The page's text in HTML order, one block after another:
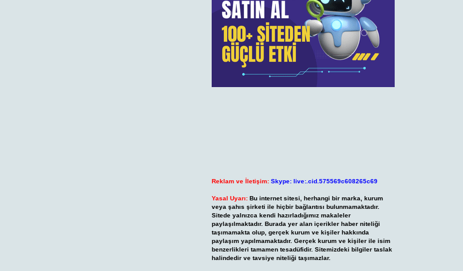
Reklam ve İletişim: Skype: live:.cid.575569c608265c69
Yasal Uyarı: Bu internet sitesi, herhangi bir marka, kurum
veya şahıs şirketi ile hiçbir bağlantısı bulunmamaktadır.
Sitede yalnızca kendi hazırladığımız makaleler
paylaşılmaktadır. Burada yer alan içerikler haber niteliği
taşımamakta olup, gerçek kurum ve kişiler hakkında
paylaşım yapılmamaktadır. Gerçek kurum ve kişiler ile isim
benzerlikleri tamamen tesadüfidir. Sitemizdeki bilgiler taslak
halindedir ve tavsiye niteliği taşımazlar.